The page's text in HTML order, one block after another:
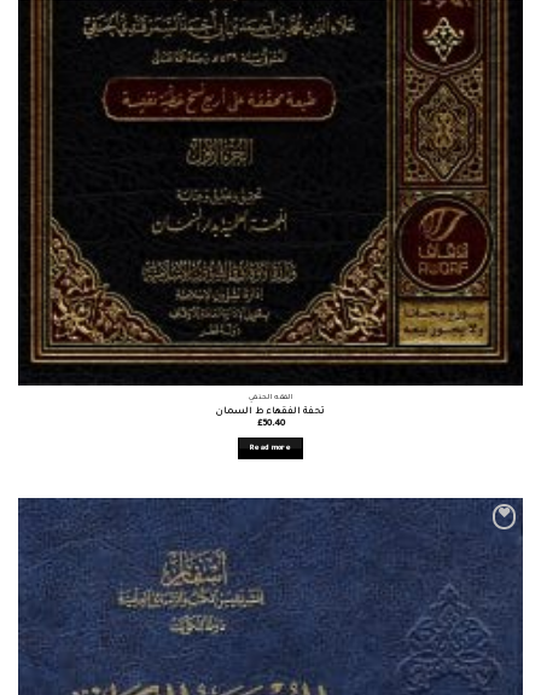
الفقه الحنفي
تحفة الفقهاء ط السمان
£50.40
Read more